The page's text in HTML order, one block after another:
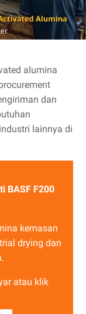
alumina
dan
lainnya di
BASF F200
kemasan
drying dan
atau klik